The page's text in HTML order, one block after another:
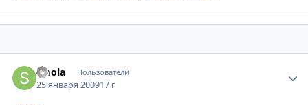
smola Пользователи
25 января 200917 г